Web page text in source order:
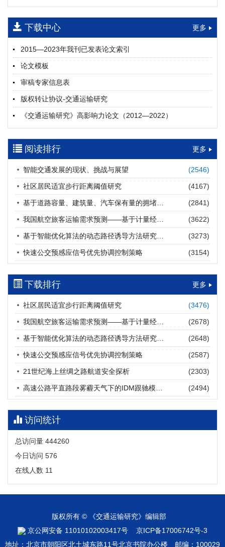
师瑞峰, 程龙飞, 张凌志, 王亚彬, 刘状壮
2026, 12(3): 137-150.https://doi.org/10.16503/j.cnki.2095-
9931.2026.03.011
摘要 (14) HTML(13)
基于TimeXer模型的高速公路服务区充电负荷预测
孙偲赫, 宋国华, 朱子俊, 范鹏飞, 石莹
2026, 12(3): 151-162.
9931.2026.03.012
摘要 (20) HTML(20)
多层能源供给网络下高速公路系统韧性提升方法
郝泉霖, 兰富安, 赖波, 陈立栋, 宋志英, 郑帅
2026, 12(3): 163-175.https://doi.org/10.16503/j.cnki.2095-
9931.2026.03.013
摘要 (14) HTML(12)
道路建养运通用碳核算方法及应用
王元庆, 王皎, 刘圆圆, 于谦, 刘聂旸子, 杨诗雨
2026, 12(3): 176-189.https://doi.org/10.16503/j.cnki.2095-
9931.2026.03.014
摘要 (12) HTML(12)
西部陆海新通道氢走廊建设对交通运输领域低碳转型的推动作
用
罗文格, 黄承锋, 关海长
2026, 12(3): 190-201.https://doi.org/10.16503/j.cnki.2095-
9931.2026.03.015
摘要 (22) HTML(21)
交能融合背景下零碳货运走廊利益主体的策略演化与影响因素
张海涛, 姚琛, 唐治豪, 谢明辉, 王元庆
2026, 12(3): 202-216.https://doi.org/10.16503/j.cnki.2095-
9931.2026.03.016
摘要 (20) HTML(18)
下载中心 更多
2015—2023年我刊已发表论文索引
论文模板
审稿专家信息表
版权转让协议-交通运输研究
《交通运输研究》高影响力论文（2012—2022）
中英文摘要撰写规范及样例
阅读排行 更多
智能交通发展的现状、挑战与展望 (2546)
社区居民适宜步行距离阈值研究 (4167)
(2841)
(3622)
(3273)
快速公交预感应信号优先协调控制策略 (3154)
下载排行 更多
社区居民适宜步行距离阈值研究 (3476)
(2678)
(2648)
快速公交预感应信号优先协调控制策略 (2587)
21世纪海上丝绸之路航道安全探析 (2303)
(2494)
访问统计
总访问量 444260
今日访问 576
在线人数 11
版权所有 © 《交通运输研究》编辑部
京公网安备 11010102003417号
京ICP备17006742号-3
地址：北京市朝阳区北土城东路11号北京书院办公楼 邮编：100029